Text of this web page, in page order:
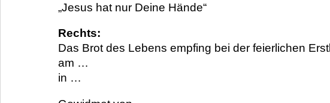
„Jesus hat nur Deine Hände“
Rechts:
Das Brot des Lebens empfing bei der feierlichen
am …
in …